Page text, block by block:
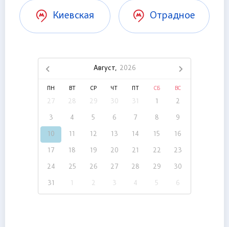
Киевская Отрадное
Август, 2026
ПН ВТ СР ЧТ СБ ВС
27 28 29 30 31 1 2
3 4 5 6 7 8 9
10 11 12 13 14 15 16
17 18 19 20 21 22 23
24 25 26 27 28 29 30
31 1 2 3 4 5 6